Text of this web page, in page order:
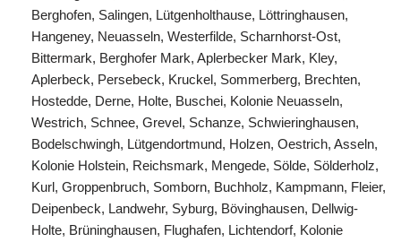
Berghofen, Salingen, Lütgenholthause, Löttringhausen,
Hangeney, Neuasseln, Westerfilde, Scharnhorst-Ost,
Bittermark, Berghofer Mark, Aplerbecker Mark, Kley,
Aplerbeck, Persebeck, Kruckel, Sommerberg, Brechten,
Hostedde, Derne, Holte, Buschei, Kolonie Neuasseln,
Westrich, Schnee, Grevel, Schanze, Schwieringhausen,
Bodelschwingh, Lütgendortmund, Holzen, Oestrich, Asseln,
Kolonie Holstein, Reichsmark, Mengede, Sölde, Sölderholz,
Kurl, Groppenbruch, Somborn, Buchholz, Kampmann, Fleier,
Deipenbeck, Landwehr, Syburg, Bövinghausen, Dellwig-
Holte, Brüninghausen, Flughafen, Lichtendorf, Kolonie